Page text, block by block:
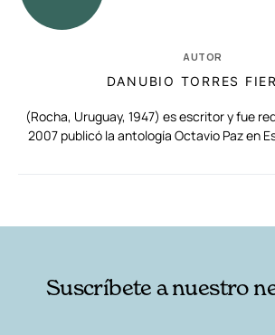
AUTOR
DANUBIO TORRES
(Rocha, Uruguay, 1947) es escritor y fue
2007 publicó la antología Octavio Paz en
Suscríbete a nuestro